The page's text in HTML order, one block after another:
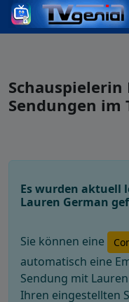
Sendungen im
Es wurden aktuell
Lauren German
Sie können eine
automatisch eine
Sendung mit
Ihren eingestellten